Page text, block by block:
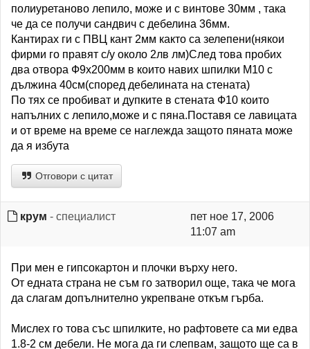
полиуретаново лепило, може и с винтове 30мм , така
че да се получи сандвич с дебелина 36мм.
Кантирах ги с ПВЦ кант 2мм както са зелепени(някои
фирми го правят с/у около 2лв лм)След това пробих
два отвора Ф9х200мм в които навих шпилки М10 с
дължина 40см(според дебелината на стената)
По тях се пробиват и дупките в стената Ф10 които
напълних с лепило,може и с пяна.Поставя се лавицата
и от време на време се наглежда защото пяната може
да я избута
Отговори с цитат
крум - специалист
пет ное 17, 2006
11:07 am
При мен е гипсокартон и плочки върху него.
От едната страна не съм го затворил още, така че мога
да слагам допълнително укрепване откъм гърба.
Мислех го това със шпилките, но рафтовете са ми едва
1.8-2 см дебели. Не мога да ги слепвам, защото ще са в